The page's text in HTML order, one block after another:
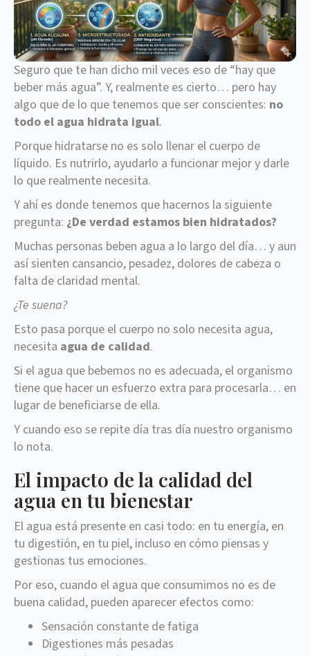
Seguro que te han dicho mil veces eso de “hay que
beber más agua”. Y, realmente es cierto… pero hay
algo que de lo que tenemos que ser conscientes: no
todo el agua hidrata igual.
Porque hidratarse no es solo llenar el cuerpo de
líquido. Es nutrirlo, ayudarlo a funcionar mejor y darle
lo que realmente necesita.
Y ahí es donde tenemos que hacernos la siguiente
pregunta: ¿De verdad estamos bien hidratados?
Muchas personas beben agua a lo largo del día… y aun
así sienten cansancio, pesadez, dolores de cabeza o
falta de claridad mental.
¿Te suena?
Esto pasa porque el cuerpo no solo necesita agua,
necesita agua de calidad.
Si el agua que bebemos no es adecuada, el organismo
tiene que hacer un esfuerzo extra para procesarla… en
lugar de beneficiarse de ella.
Y cuando eso se repite día tras día nuestro organismo
lo nota.
El impacto de la calidad del
agua en tu bienestar
El agua está presente en casi todo: en tu energía, en
tu digestión, en tu piel, incluso en cómo piensas y
gestionas tus emociones.
Por eso, cuando el agua que consumimos no es de
buena calidad, pueden aparecer efectos como:
Sensación constante de fatiga
Digestiones más pesadas